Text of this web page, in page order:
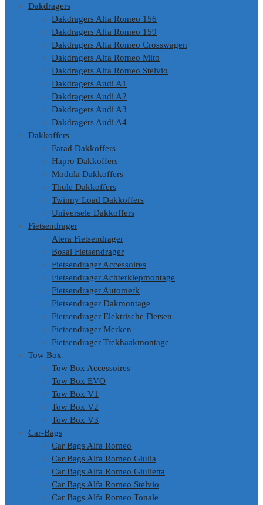
Dakdragers
Dakdragers Alfa Romeo 156
Dakdragers Alfa Romeo 159
Dakdragers Alfa Romeo Crosswagen
Dakdragers Alfa Romeo Mito
Dakdragers Alfa Romeo Stelvio
Dakdragers Audi A1
Dakdragers Audi A2
Dakdragers Audi A3
Dakdragers Audi A4
Dakkoffers
Farad Dakkoffers
Hapro Dakkoffers
Modula Dakkoffers
Thule Dakkoffers
Twinny Load Dakkoffers
Universele Dakkoffers
Fietsendrager
Atera Fietsendrager
Bosal Fietsendrager
Fietsendrager Accessoires
Fietsendrager Achterklepmontage
Fietsendrager Automerk
Fietsendrager Dakmontage
Fietsendrager Elektrische Fietsen
Fietsendrager Merken
Fietsendrager Trekhaakmontage
Tow Box
Tow Box Accessoires
Tow Box EVO
Tow Box V1
Tow Box V2
Tow Box V3
Car-Bags
Car Bags Alfa Romeo
Car Bags Alfa Romeo Giulia
Car Bags Alfa Romeo Giulietta
Car Bags Alfa Romeo Stelvio
Car Bags Alfa Romeo Tonale